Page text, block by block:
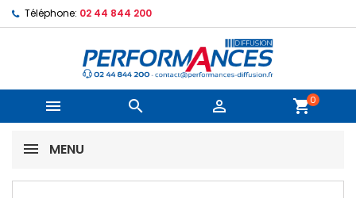
Téléphone: 02 44 844 200
   shopping_cart0
MENU